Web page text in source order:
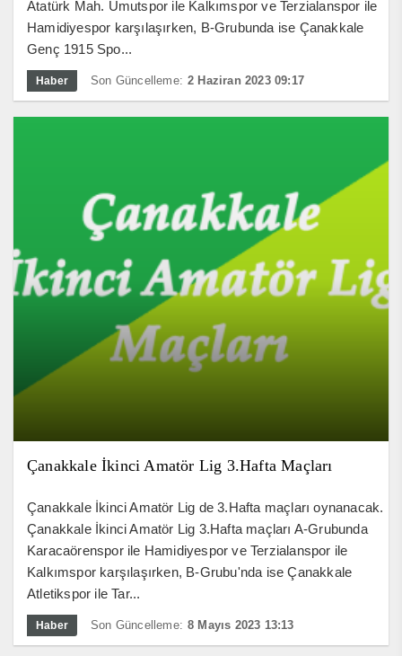
Atatürk Mah. Umutspor ile Kalkımspor ve Terzialanspor ile
Hamidiyespor karşılaşırken, B-Grubunda ise Çanakkale
Genç 1915 Spo...
Haber Son Güncelleme: 2 Haziran 2023 09:17
Çanakkale İkinci Amatör Lig 3.Hafta Maçları
Çanakkale İkinci Amatör Lig de 3.Hafta maçları oynanacak.
Çanakkale İkinci Amatör Lig 3.Hafta maçları A-Grubunda
Karacaörenspor ile Hamidiyespor ve Terzialanspor ile
Kalkımspor karşılaşırken, B-Grubu'nda ise Çanakkale
Atletikspor ile Tar...
Haber Son Güncelleme: 8 Mayıs 2023 13:13